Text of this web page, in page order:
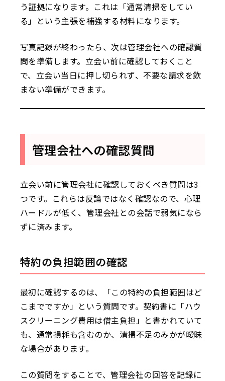
う証拠になります。これは「通常清掃をしてい
る」という主張を補強する材料になります。
写真記録が終わったら、次は管理会社への確認質
問を準備します。立会い前に確認しておくこと
で、立会い当日に押し切られず、不要な請求を飲
まない準備ができます。
管理会社への確認質問
立会い前に管理会社に確認しておくべき質問は3
つです。これらは反論ではなく確認なので、心理
ハードルが低く、管理会社との会話で弱気になら
ずに済みます。
特約の負担範囲の確認
最初に確認するのは、「この特約の負担範囲はど
こまでですか」という質問です。契約書に「ハウ
スクリーニング費用は借主負担」と書かれていて
も、通常損耗も含むのか、清掃不足のみかが曖昧
な場合があります。
この質問をすることで、管理会社の回答を記録に